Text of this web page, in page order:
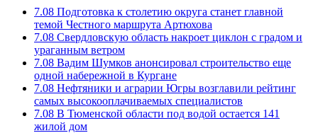
7.08 Подготовка к столетию округа станет главной
темой Честного маршрута Артюхова
7.08 Свердловскую область накроет циклон с градом и
ураганным ветром
7.08 Вадим Шумков анонсировал строительство еще
одной набережной в Кургане
7.08 Нефтяники и аграрии Югры возглавили рейтинг
самых высокооплачиваемых специалистов
7.08 В Тюменской области под водой остается 141
жилой дом